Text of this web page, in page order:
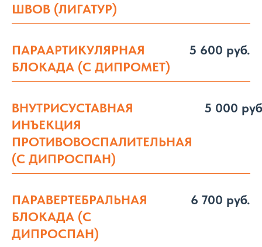
ШВОВ (ЛИГАТУР)
ПАРААРТИКУЛЯРНАЯ
БЛОКАДА (С ДИПРОМЕТ)
5 600 руб.
ВНУТРИСУСТАВНАЯ
ИНЪЕКЦИЯ
ПРОТИВОВОСПАЛИТЕЛЬНАЯ
(С ДИПРОСПАН)
5 000
ПАРАВЕРТЕБРАЛЬНАЯ
БЛОКАДА (С
ДИПРОСПАН)
6 700 руб.